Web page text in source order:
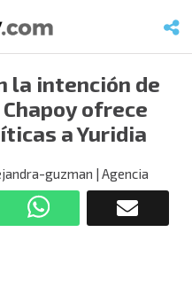
la intención de
ofrece
a Yuridia
guzman | Agencia